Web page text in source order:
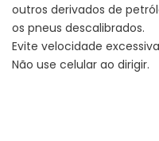
outros derivados de
os pneus descalibrados.
Evite velocidade
Não use celular ao dirigir.